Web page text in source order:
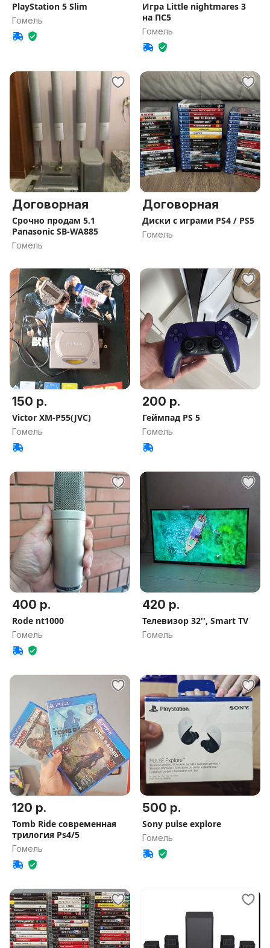
PlayStation 5 Slim
Гомель
Игра Little nightmares 3
на ПС5
Гомель
Договорная
Срочно продам 5.1
Panasonic SB-WA885
Гомель
Договорная
Диски с играми PS4 / PS5
Гомель
150 р.
Victor XM-P55(JVC)
Гомель
200 р.
Геймпад PS 5
Гомель
400 р.
Rode nt1000
Гомель
420 р.
Телевизор 32'', Smart TV
Гомель
120 р.
Tomb Ride современная
трилогия Ps4/5
Гомель
500 р.
Sony pulse explore
Гомель